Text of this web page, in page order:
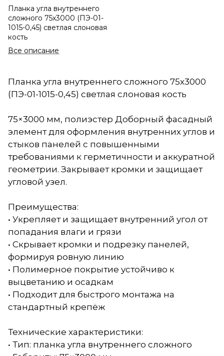
Планка угла внутреннего
сложного 75х3000 (ПЭ-01-
1015-0,45) светлая слоновая
кость
Все описание
Планка угла внутреннего сложного 75х3000
(ПЭ-01-1015-0,45) светлая слоновая кость
75×3000 мм, полиэстер Доборный фасадный
элемент для оформления внутренних углов и
стыков панелей с повышенными
требованиями к герметичности и аккуратной
геометрии. Закрывает кромки и защищает
угловой узел.
Преимущества:
• Укрепляет и защищает внутренний угол от
попадания влаги и грязи
• Скрывает кромки и подрезку панелей,
формируя ровную линию
• Полимерное покрытие устойчиво к
выцветанию и осадкам
• Подходит для быстрого монтажа на
стандартный крепёж
Технические характеристики:
• Тип: планка угла внутреннего сложного